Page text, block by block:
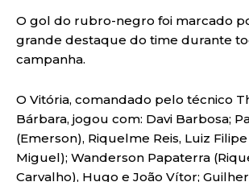
O gol do rubro-negro foi marcado
grande destaque do time durante
campanha.
O Vitória, comandado pelo técnico
Bárbara, jogou com: Davi Barbosa;
(Emerson), Riquelme Reis, Luiz
Miguel); Wanderson Papaterra
Carvalho), Hugo e João Vítor;